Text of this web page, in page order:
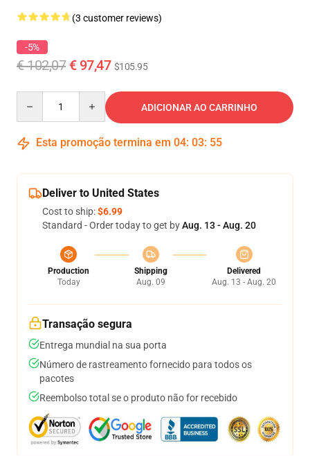
(3 customer reviews)
-5%
€ 102,07 € 97,47 $105.95
ADICIONAR AO CARRINHO
Esta promoção termina em 04: 03: 54
Deliver to United States
Cost to ship:$6.99
Standard - Order today to get byAug. 13 - Aug. 20
Production
Today
Shipping
Aug. 09
Delivered
Aug. 13 - Aug. 20
Transação segura
Entrega mundial na sua porta
Número de rastreamento fornecido para todos os
pacotes
Reembolso total se o produto não for recebido